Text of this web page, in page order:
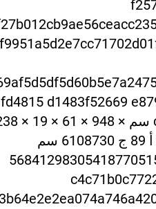
fd4815 d1483f52669
01694 سم 92836 أ 89 ج 6108730 سم
5684129830541